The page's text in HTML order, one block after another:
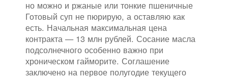
но можно и ржаные или тонкие пшеничные
Готовый суп не пюрирую, а оставляю как
есть. Начальная максимальная цена
контракта — 13 млн рублей. Сосание масла
подсолнечного особенно важно при
хроническом гайморите. Соглашение
заключено на первое полугодие текущего